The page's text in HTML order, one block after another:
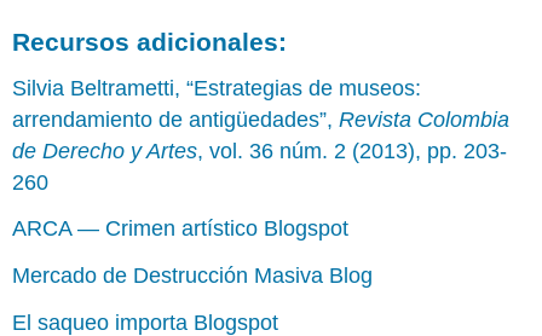
Recursos adicionales:
Silvia Beltrametti, “Estrategias de museos:
arrendamiento de antigüedades”,Revista Colombia
de Derecho y Artes, vol. 36 núm. 2 (2013), pp. 203-
260
ARCA — Crimen artístico Blogspot
Mercado de Destrucción Masiva Blog
El saqueo importa Blogspot